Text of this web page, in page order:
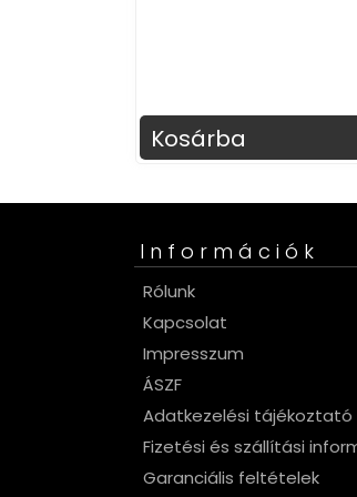
Kosárba
Információk
Rólunk
Kapcsolat
Impresszum
ÁSZF
Adatkezelési tájékoztató
Fizetési és szállítási
Garanciális feltételek